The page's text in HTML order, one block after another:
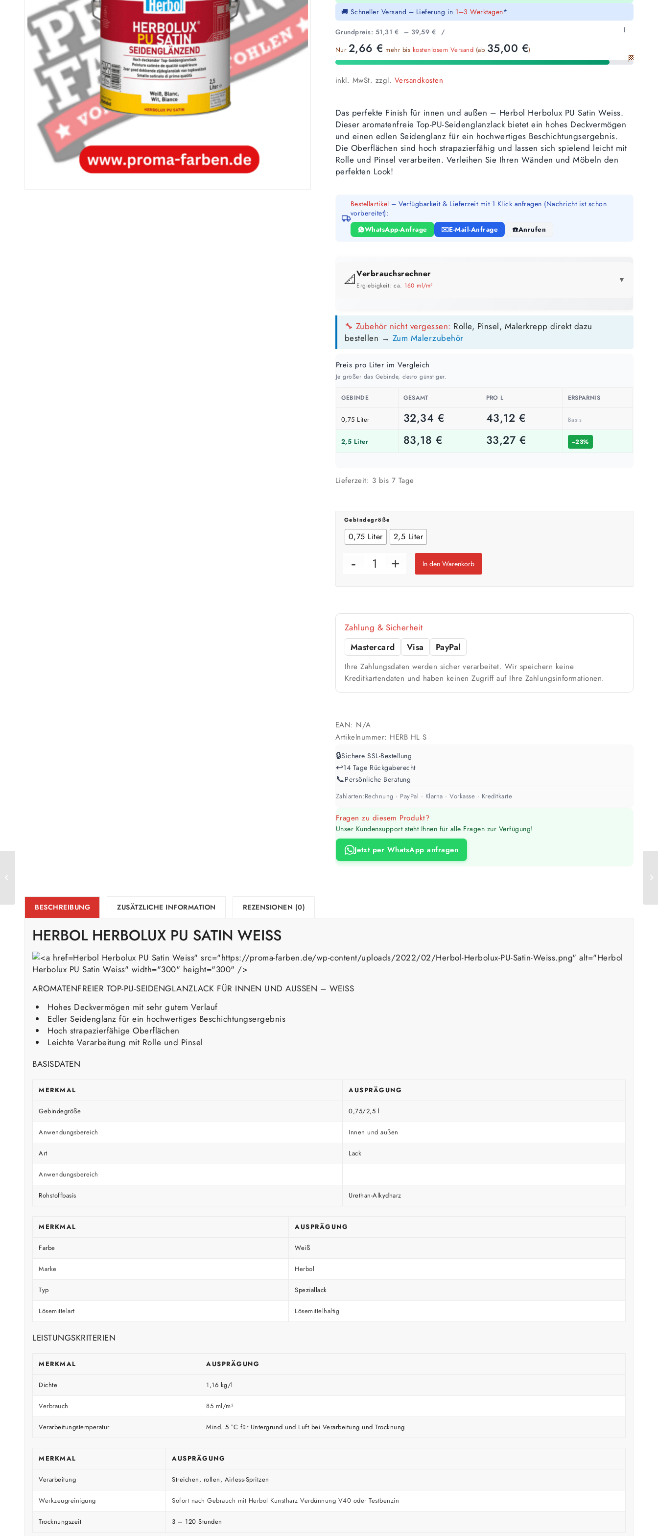
🚚 Schneller Versand – Lieferung in 1–3 Werktagen*
Grundpreis: 51,31 € – 39,59 € / l
Nur 2,66€ mehr bis kostenlosem Versand (ab 35,00 €)
🏁
inkl. MwSt. zzgl. Versandkosten
Das perfekte Finish für innen und außen – Herbol Herbolux PU Satin Weiss.
Dieser aromatenfreie Top-PU-Seidenglanzlack bietet ein hohes Deckvermögen
und einen edlen Seidenglanz für ein hochwertiges Beschichtungsergebnis.
Die Oberflächen sind hoch strapazierfähig und lassen sich spielend leicht mit
Rolle und Pinsel verarbeiten. Verleihen Sie Ihren Wänden und Möbeln den
perfekten Look!
Bestellartikel – Verfügbarkeit & Lieferzeit mit 1 Klick anfragen (Nachricht ist schon
vorbereitet):
WhatsApp-Anfrage E-Mail-Anfrage Anrufen
📐Verbrauchsrechner
Ergiebigkeit: ca. 160 ml/m²
▼
2,5 Liter
16 m²
bis ca.8 m²
2 Anstriche
0,75 Liter
📏 Ihre Fläche
2 Anstriche empfohlen
🔧 Zubehör nicht vergessen: Rolle, Pinsel, Malerkrepp direkt dazu
bestellen → Zum Malerzubehör
Preis pro Liter im Vergleich
Je größer das Gebinde, desto günstiger.
GEBINDE GESAMT PRO L ERSPARNIS
0,75 Liter 32,34 € 43,12 € Basis
2,5 Liter 83,18 € 33,27 € −23%
Lieferzeit: 3 bis 7 Tage
Gebindegröße
0,75 Liter 2,5 Liter
In den Warenkorb
Zahlung & Sicherheit
Mastercard
Visa PayPal
Ihre Zahlungsdaten werden sicher verarbeitet. Wir speichern keine
Kreditkartendaten und haben keinen Zugriff auf Ihre Zahlungsinformationen.
EAN: N/A
Artikelnummer: HERB HL S
🔒Sichere SSL-Bestellung
↩️14 Tage Rückgaberecht
📞Persönliche Beratung
Zahlarten:Rechnung · PayPal · Klarna · Vorkasse · Kreditkarte
Fragen zu diesem Produkt?
Unser Kundensupport steht Ihnen für alle Fragen zur Verfügung!
Jetzt per WhatsApp anfragen
BESCHREIBUNG ZUSÄTZLICHE INFORMATION REZENSIONEN (0)
HERBOL HERBOLUX PU SATIN WEISS
Herbol Herbolux PU Satin Weiss" src="https://proma-farben.de/wp-content/uploads/2022/02/Herbol-Herbolux-PU-Satin-Weiss.png" alt="Herbol
Herbolux PU Satin Weiss" width="300" height="300" />
AROMATENFREIER TOP-PU-SEIDENGLANZLACK FÜR INNEN UND AUSSEN – WEISS
Hohes Deckvermögen mit sehr gutem Verlauf
Edler Seidenglanz für ein hochwertiges Beschichtungsergebnis
Hoch strapazierfähige Oberflächen
Leichte Verarbeitung mit Rolle und Pinsel
BASISDATEN
MERKMAL AUSPRÄGUNG
Gebindegröße 0,75/2,5 l
Anwendungsbereich Innen und außen
Art Lack
Anwendungsbereich
Rohstoffbasis Urethan-Alkydharz
MERKMAL AUSPRÄGUNG
Farbe Weiß
Marke Herbol
Typ Speziallack
Lösemittelart Lösemittelhaltig
LEISTUNGSKRITERIEN
MERKMAL AUSPRÄGUNG
Dichte 1,16 kg/l
Verbrauch 85 ml/m²
Verarbeitungstemperatur Mind. 5 °C für Untergrund und Luft bei Verarbeitung und Trocknung
MERKMAL AUSPRÄGUNG
Verarbeitung Streichen, rollen, Airless-Spritzen
Werkzeugreinigung Sofort nach Gebrauch mit Herbol Kunstharz Verdünnung V40 oder Testbenzin
Trocknungszeit 3 – 120 Stunden